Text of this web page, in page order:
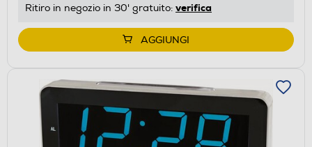
Ritiro in negozio in 30' gratuito: verifica
AGGIUNGI